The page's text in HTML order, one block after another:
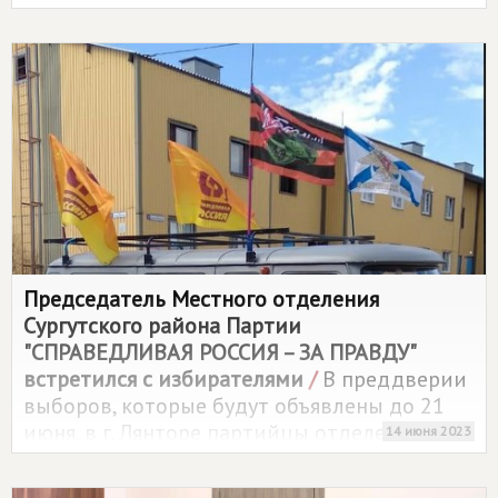
организаций, в которых начались ремонты.
В числе вызвавшихся от партии
"СПРАВЕДЛИВАЯ РОССИЯ – ЗА ПРАВДУ" были
Дмитрий Гордеев и Михаил Гринченко.
Председатель Местного отделения
Сургутского района Партии
"СПРАВЕДЛИВАЯ РОССИЯ – ЗА ПРАВДУ"
встретился с избирателями /В преддверии
выборов, которые будут объявлены до 21
июня, в г. Лянторе партийцы отделения
Сургутского района "СРЗП" провели череду
встреч с жителями и работниками города.
14 июня 2023